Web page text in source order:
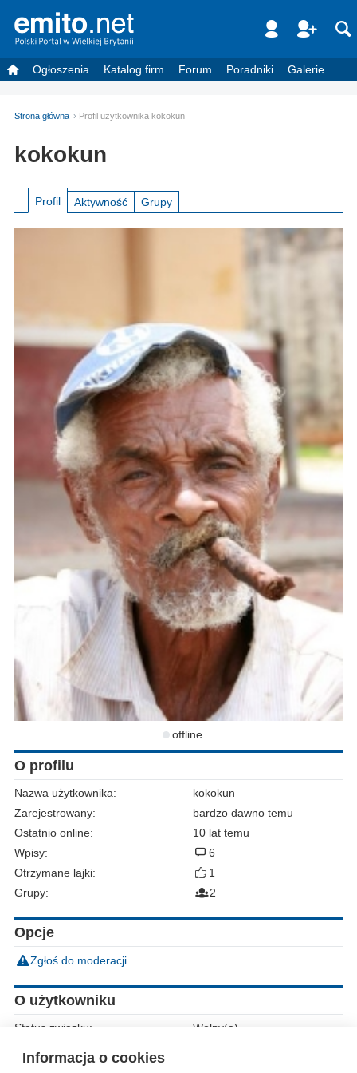
Informacja o cookies
Ogłoszenia Katalog firm Forum Poradniki Galerie
Strona główna Profil użytkownika kokokun
kokokun
Profil Aktywność Grupy
offline
O profilu
Nazwa użytkownika:
kokokun
Zarejestrowany:
bardzo dawno temu
Ostatnio online:
10 lat temu
Wpisy:
6
Otrzymane lajki:
1
Grupy:
2
Opcje
Zgłoś do moderacji
O użytkowniku
Status związku:
Wolny(a)